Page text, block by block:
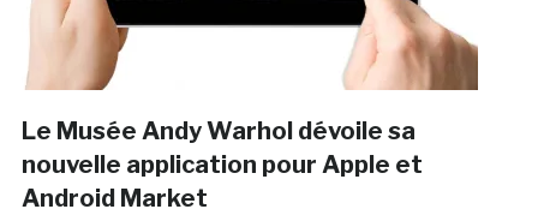
Le Musée Andy Warhol dévoile sa
nouvelle application pour Apple et
Android Market